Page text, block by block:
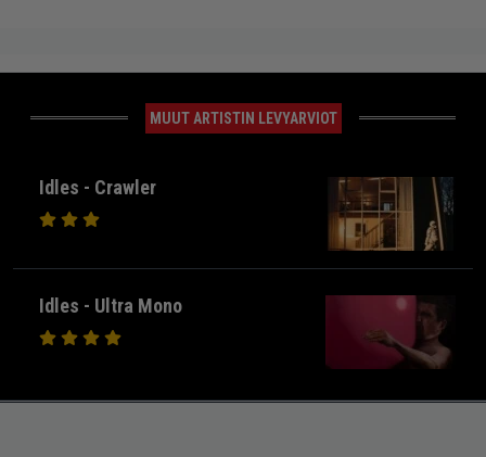
MUUT ARTISTIN LEVYARVIOT
Idles - Crawler
Idles - Ultra Mono